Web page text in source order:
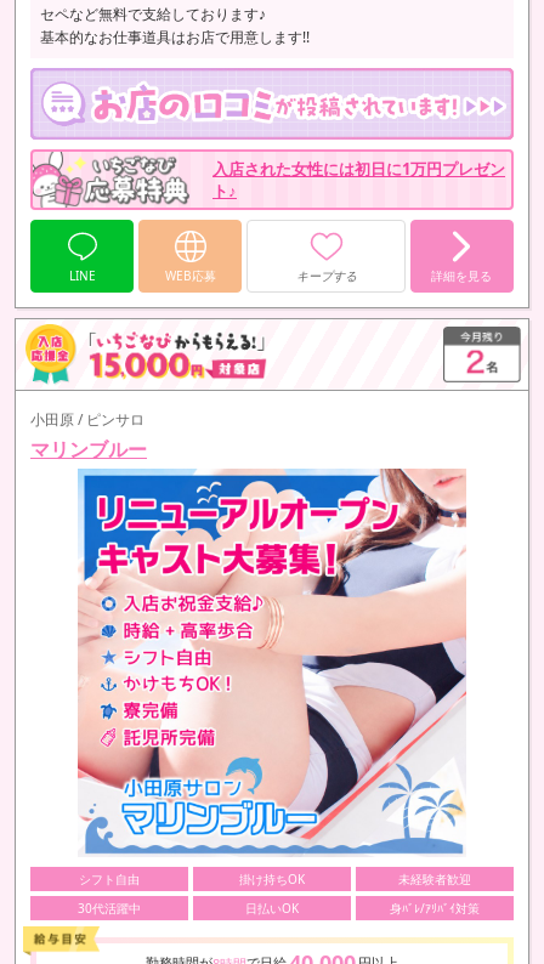
セペなど無料で支給しております♪
基本的なお仕事道具はお店で用意します!!
入店された女性には初日に1万円プレゼン
ト♪
LINE WEB応募 キープする 詳細を見る
小田原 / ピンサロ
マリンブルー
シフト自由 掛け持ちOK
未経験者歓迎
30代活躍中
日払いOK 身ﾊﾞﾚ/ｱﾘﾊﾞｲ対策